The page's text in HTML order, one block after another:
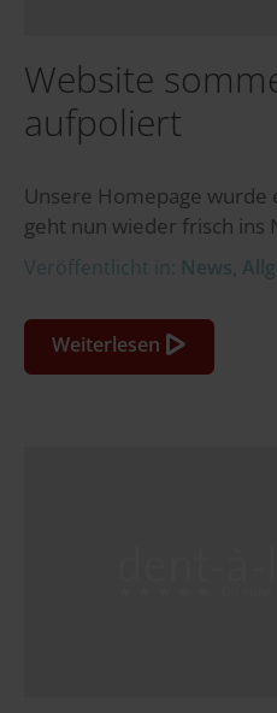
Website
aufpoliert
Unsere Homepage
geht nun wieder frisch ins
Veröffentlicht in: News,
Weiterlesen